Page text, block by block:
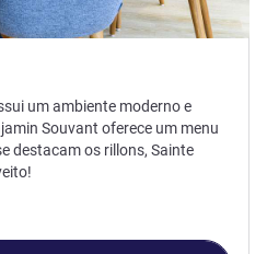
um ambiente moderno e
Souvant oferece um menu
destacam os rillons, Sainte